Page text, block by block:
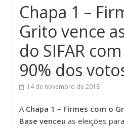
Chapa 1 –
Grito vence
do SIFAR
90% dos
14 de novembro de 2018
A Chapa 1 – Firmes com o
Base venceu as eleições